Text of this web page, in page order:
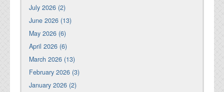
July 2026 (2)
June 2026 (13)
May 2026 (6)
April 2026 (6)
March 2026 (13)
February 2026 (3)
January 2026 (2)